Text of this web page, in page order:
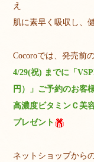
え
肌に素早く吸収し、
Cocoroでは、発売前
4/29(祝) までに「
円）」ご予約のお客
高濃度ビタミンＣ美
プレゼント
ネットショップから